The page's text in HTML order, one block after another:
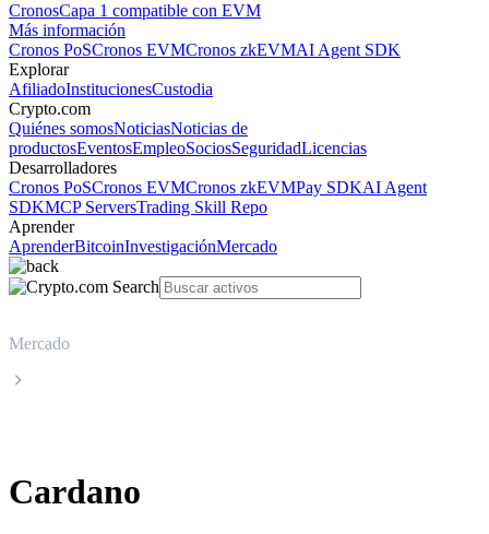
CronosCapa 1 compatible con EVM
Más información
Cronos PoSCronos EVMCronos zkEVMAI Agent SDK
Explorar
AfiliadoInstitucionesCustodia
Crypto.com
Quiénes somosNoticiasNoticias de
productosEventosEmpleoSociosSeguridadLicencias
Desarrolladores
Cronos PoSCronos EVMCronos zkEVMPay SDKAI Agent
SDKMCP ServersTrading Skill Repo
Aprender
AprenderBitcoinInvestigaciónMercado
Mercado
Cardano